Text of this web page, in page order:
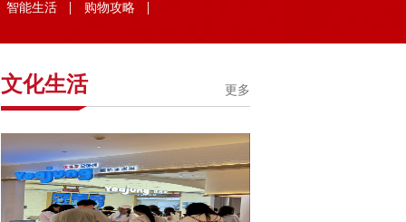
智能生活 购物攻略
文化生活 更多